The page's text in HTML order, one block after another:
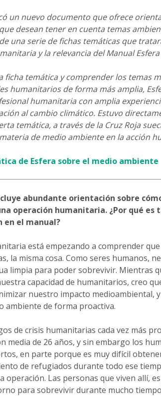
un nuevo documento que ofrece
desean tener en cuenta temas
una serie de fichas temáticas que
y la relevancia del Manual
ficha temática y comprender los temas
humanitarios de forma más amplia,
humanitaria con amplia
al cambio climático. Estuvo
temática, a través de la Cruz Roja
de medio ambiente en la acción
de Esfera sobre el medio ambiente
abundante orientación sobre
operación humanitaria. ¿Por qué
en el manual?
está empezando a comprender
la misma cosa. Como seres humanos,
limpia para poder sobrevivir. Mientras
capacidad de humanitarios, creo
nuestro impacto medioambiental,
ambiente de forma proactiva.
de crisis humanitarias cada vez más
media de 26 años, y sin embargo los
en parte porque es muy difícil
de refugiados durante todo ese
operación. Las personas que viven allí,
para sobrevivir durante mucho